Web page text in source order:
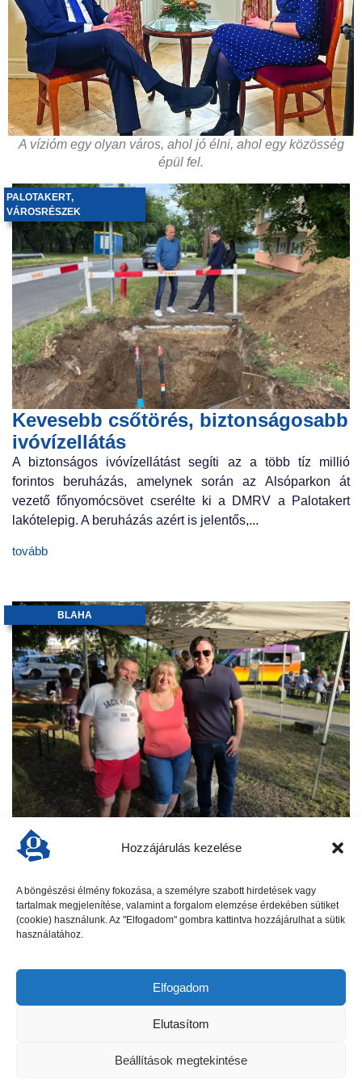
Hozzájárulás kezelése
A böngészési élmény fokozása, a személyre szabott hirdetések vagy
tartalmak megjelenítése, valamint a forgalom elemzése érdekében sütiket
(cookie) használunk. Az "Elfogadom" gombra kattintva hozzájárulhat a sütik
használatához.
Elfogadom
Elutasítom
Beállítások megtekintése
A vízióm egy olyan város, ahol jó élni, ahol egy közösség
épül fel.
Kevesebb csőtörés, biztonságosabb
ivóvízellátás
PALOTAKERT,
VÁROSRÉSZEK
A biztonságos ivóvízellátást segíti az a több tíz millió
forintos beruházás, amelynek során az Alsóparkon át
vezető főnyomócsövet cserélte ki a DMRV a Palotakert
lakótelepig. A beruházás azért is jelentős,...
tovább
KERTI PARTI a Blahán
BLAHA
Vidám hangulat, retró zenék, finom falatok és tartalmas
délutánt”, amelyet a Blahán rendeztek meg június 12-én. A
kerti parti nem csak a szórakozásról szólt:...